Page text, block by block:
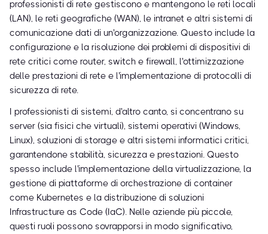
professionisti di rete gestiscono e mantengono le reti locali
(LAN), le reti geografiche (WAN), le intranet e altri sistemi di
comunicazione dati di un'organizzazione. Questo include la
configurazione e la risoluzione dei problemi di dispositivi di
rete critici come router, switch e firewall, l'ottimizzazione
delle prestazioni di rete e l'implementazione di protocolli di
sicurezza di rete.
I professionisti di sistemi, d'altro canto, si concentrano su
server (sia fisici che virtuali), sistemi operativi (Windows,
Linux), soluzioni di storage e altri sistemi informatici critici,
garantendone stabilità, sicurezza e prestazioni. Questo
spesso include l'implementazione della virtualizzazione, la
gestione di piattaforme di orchestrazione di container
come Kubernetes e la distribuzione di soluzioni
Infrastructure as Code (IaC). Nelle aziende più piccole,
questi ruoli possono sovrapporsi in modo significativo,